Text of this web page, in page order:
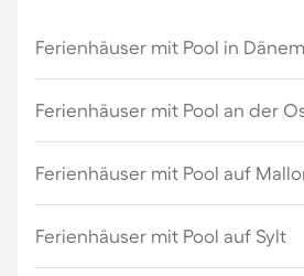
Ferienhäuser mit Pool in
Ferienhäuser mit Pool an der
Ferienhäuser mit Pool auf
Ferienhäuser mit Pool auf Sylt